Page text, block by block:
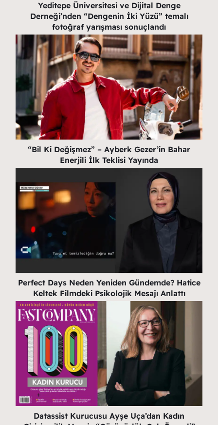
Yeditepe Üniversitesi ve Dijital Denge
Derneği’nden “Dengenin İki Yüzü” temalı
fotoğraf yarışması sonuçlandı
“Bil Ki Değişmez” – Ayberk Gezer’in Bahar
Enerjili İlk Teklisi Yayında
Perfect Days Neden Yeniden Gündemde? Hatice
Keltek Filmdeki Psikolojik Mesajı Anlattı
Datassist Kurucusu Ayşe Uça’dan Kadın